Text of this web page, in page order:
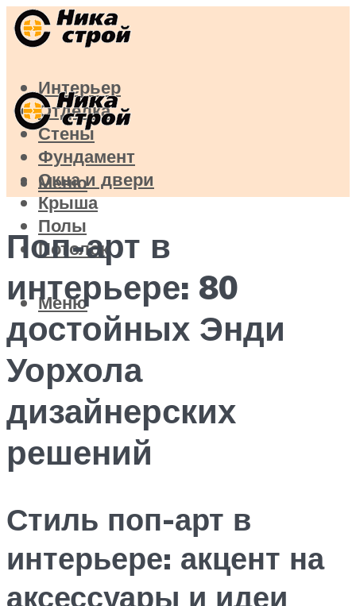
Интерьер
Отделка
Стены
Фундамент
Окна и двери
Крыша
Полы
Потолок
Меню
Меню
Поп-арт в
интерьере: 80
достойных Энди
Уорхола
дизайнерских
решений
Стиль поп-арт в
интерьере: акцент на
аксессуары и идеи